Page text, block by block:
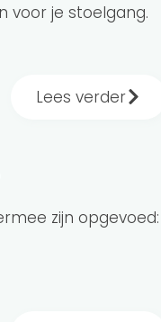
voor je stoelgang.
Lees verder
zijn opgevoed: